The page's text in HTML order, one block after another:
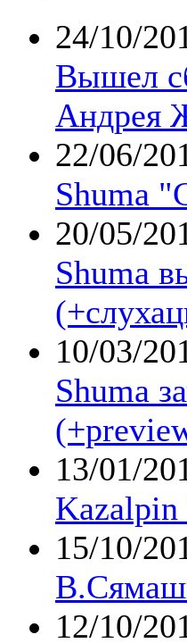
24/10/
Вышел
Андрея
22/06/
Shuma
20/05/
Shuma
10/03/
Shuma
13/01/
Kazalpin
15/10/
12/10/